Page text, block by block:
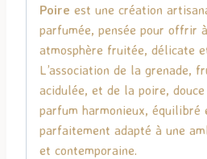
Poire est une création
parfumée, pensée pour offrir
atmosphère fruitée, délicate
L’association de la grenade,
acidulée, et de la poire,
parfum harmonieux, équilibré
parfaitement adapté à une
et contemporaine.